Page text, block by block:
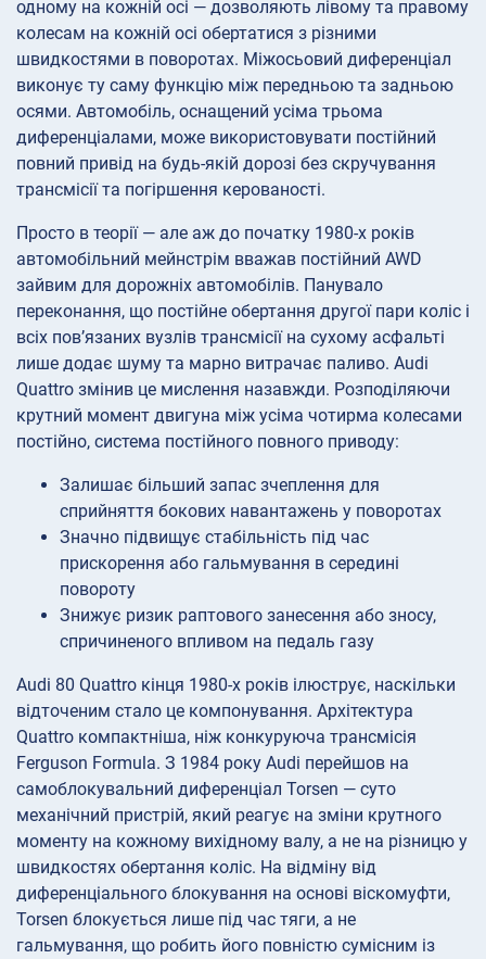
одному на кожній осі — дозволяють лівому та правому
колесам на кожній осі обертатися з різними
швидкостями в поворотах. Міжосьовий диференціал
виконує ту саму функцію між передньою та задньою
осями. Автомобіль, оснащений усіма трьома
диференціалами, може використовувати постійний
повний привід на будь-якій дорозі без скручування
трансмісії та погіршення керованості.
Просто в теорії — але аж до початку 1980-х років
автомобільний мейнстрім вважав постійний AWD
зайвим для дорожніх автомобілів. Панувало
переконання, що постійне обертання другої пари коліс і
всіх пов’язаних вузлів трансмісії на сухому асфальті
лише додає шуму та марно витрачає паливо. Audi
Quattro змінив це мислення назавжди. Розподіляючи
крутний момент двигуна між усіма чотирма колесами
постійно, система постійного повного приводу:
Залишає більший запас зчеплення для
сприйняття бокових навантажень у поворотах
Значно підвищує стабільність під час
прискорення або гальмування в середині
повороту
Знижує ризик раптового занесення або зносу,
спричиненого впливом на педаль газу
Audi 80 Quattro кінця 1980-х років ілюструє, наскільки
відточеним стало це компонування. Архітектура
Quattro компактніша, ніж конкуруюча трансмісія
Ferguson Formula. З 1984 року Audi перейшов на
самоблокувальний диференціал Torsen — суто
механічний пристрій, який реагує на зміни крутного
моменту на кожному вихідному валу, а не на різницю у
швидкостях обертання коліс. На відміну від
диференціального блокування на основі віскомуфти,
Torsen блокується лише під час тяги, а не
гальмування, що робить його повністю сумісним із